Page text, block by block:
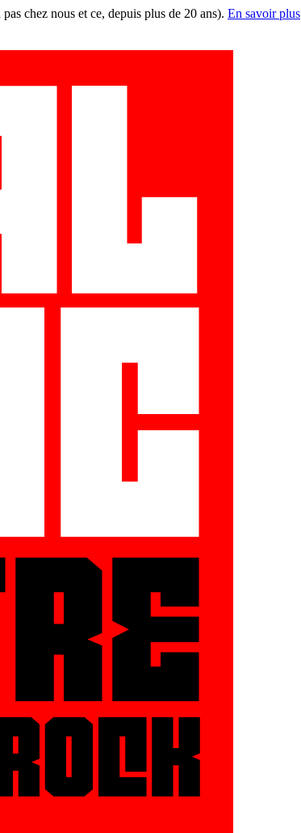
chez nous et ce, depuis plus de 20 ans). En savoir plus